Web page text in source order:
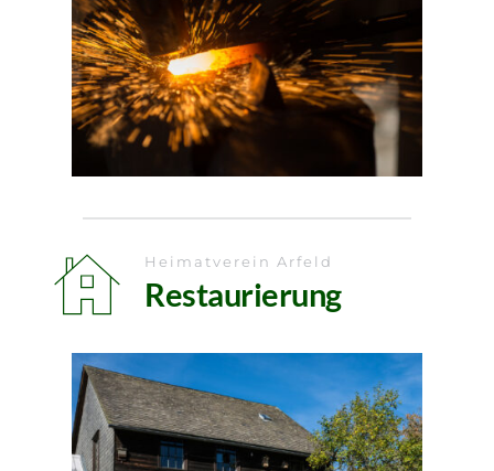
Heimatverein Arfeld
Restaurierung